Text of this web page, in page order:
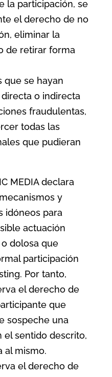
la participación, se
el derecho de no
eliminar la
de retirar forma
que se hayan
o indirecta
fraudulentas,
todas las
que pudieran
MEDIA declara
y
idóneos para
actuación
dolosa que
participación
Por tanto,
el derecho de
que
sospeche una
el sentido descrito,
al mismo.
el derecho de